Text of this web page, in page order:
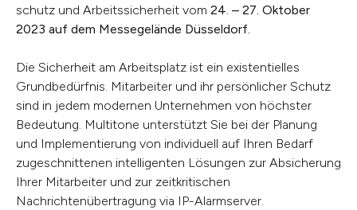
schutz und Arbeitssicherheit vom 24. – 27. Oktober
2023 auf dem Messegelände Düsseldorf.
Die Sicherheit am Arbeitsplatz ist ein existentielles
Grundbedürfnis. Mitarbeiter und ihr persönlicher Schutz
sind in jedem modernen Unternehmen von höchster
Bedeutung. Multitone unterstützt Sie bei der Planung
und Implementierung von individuell auf Ihren Bedarf
zugeschnittenen intelligenten Lösungen zur Absicherung
Ihrer Mitarbeiter und zur zeitkritischen
Nachrichtenübertragung via IP-Alarmserver.